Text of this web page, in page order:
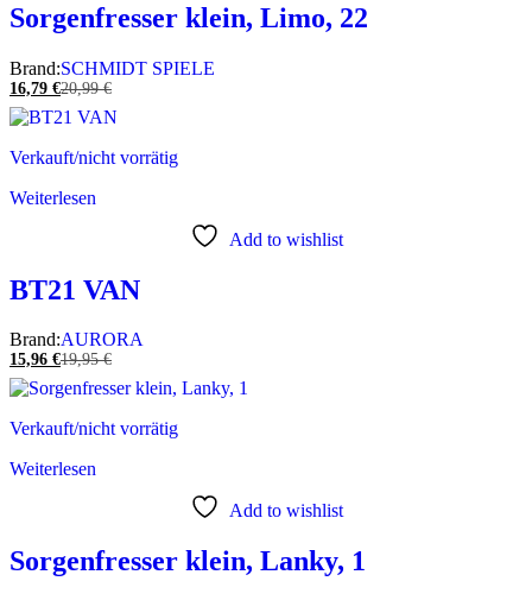
Sorgenfresser klein, Limo, 22
Brand:SCHMIDT SPIELE
16,79 €20,99€
Verkauft/nicht vorrätig
Weiterlesen
Add to wishlist
BT21 VAN
Brand:AURORA
15,96 €19,95€
Verkauft/nicht vorrätig
Weiterlesen
Add to wishlist
Sorgenfresser klein, Lanky, 1